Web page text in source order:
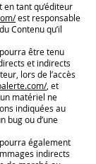
tant qu’éditeur
est responsable
Contenu qu’il
être tenu
et indirects
lors de l’accès
, et
matériel ne
indiquées au
bug ou d’une
également
indirects